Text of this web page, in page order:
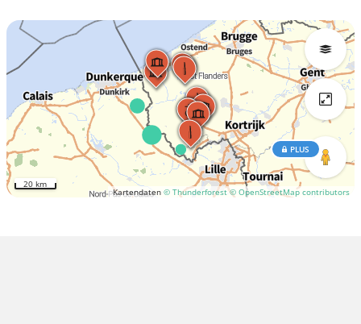
Kartendaten © Thunderforest © OpenStreetMap contributors
PLUS
20 km